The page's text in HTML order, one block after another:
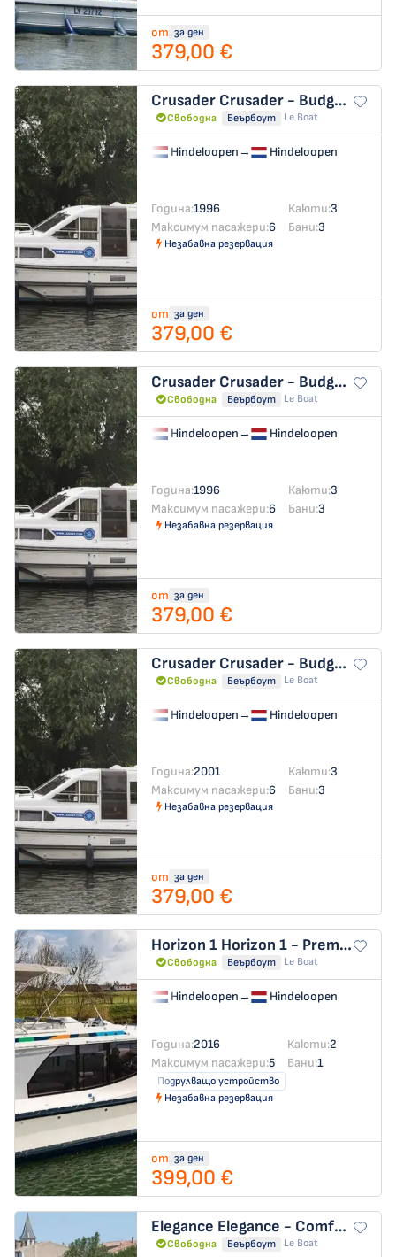
от за ден
379,00 €
Crusader Crusader - Budget 21
Свободна Беърбоут Le Boat
Hindeloopen→ Hindeloopen
Година:1996 Каюти:3
Максимум пасажери:6 Бани:3
Незабавна резервация
от за ден
379,00 €
Crusader Crusader - Budget 11
Свободна Беърбоут Le Boat
Hindeloopen→ Hindeloopen
Година:1996 Каюти:3
Максимум пасажери:6 Бани:3
Незабавна резервация
от за ден
379,00 €
Crusader Crusader - Budget 27
Свободна Беърбоут Le Boat
Hindeloopen→ Hindeloopen
Година:2001 Каюти:3
Максимум пасажери:6 Бани:3
Незабавна резервация
от за ден
379,00 €
Horizon 1 Horizon 1 - Premier 10
Свободна Беърбоут Le Boat
Hindeloopen→ Hindeloopen
Година:2016 Каюти:2
Максимум пасажери:5 Бани:1
Подрулващо устройство
Незабавна резервация
от за ден
399,00 €
Elegance Elegance - Comfort 3
Свободна Беърбоут Le Boat